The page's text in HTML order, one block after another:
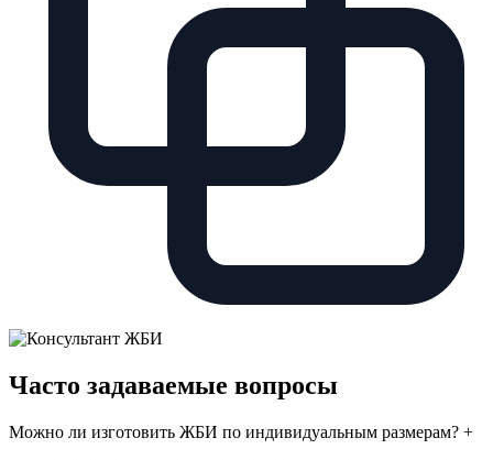
Часто задаваемые вопросы
Можно ли изготовить ЖБИ по индивидуальным размерам? +